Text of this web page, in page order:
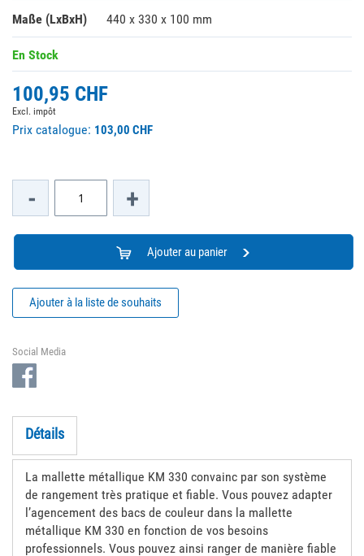
Maße (LxBxH) 440 x 330 x 100 mm
En Stock
100,95 CHF
Excl. impôt
Prix catalogue: 103,00 CHF
- +
Ajouter au panier
Ajouter à la liste de souhaits
Social Media
Détails
La mallette métallique KM 330 convainc par son système
de rangement très pratique et fiable. Vous pouvez adapter
l’agencement des bacs de couleur dans la mallette
métallique KM 330 en fonction de vos besoins
professionnels. Vous pouvez ainsi ranger de manière fiable